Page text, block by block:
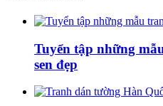
Tuyển tập những
sen đẹp